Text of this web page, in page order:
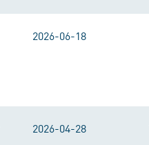
2026-06-18
2026-04-28